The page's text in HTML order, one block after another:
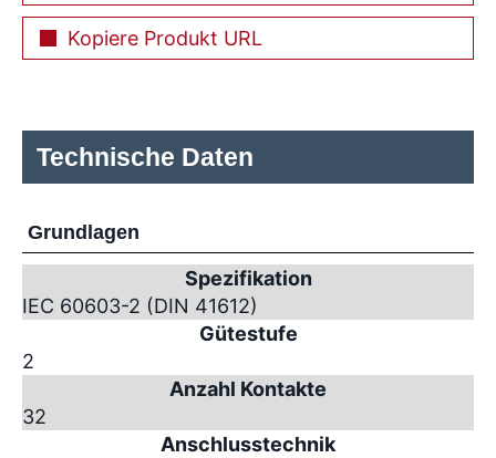
Kopiere Produkt URL
Technische Daten
Grundlagen
Spezifikation
IEC 60603-2 (DIN 41612)
Gütestufe
2
Anzahl Kontakte
32
Anschlusstechnik